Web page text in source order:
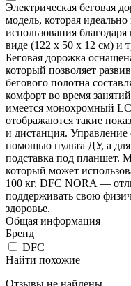
Электрическая беговая
модель, которая
использования
виде (122 x 50 x 12 см) и
Беговая дорожка
который позволяет
бегового полотна
комфорт во время
имеется монохромный
отображаются такие
и дистанция. Управление
помощью пульта ДУ, а
подставка под планшет.
который может
100 кг. DFC NORA —
поддерживать свою
здоровье.
Общая информация
Бренд
DFC
Найти похожие
Отзывы не найдены